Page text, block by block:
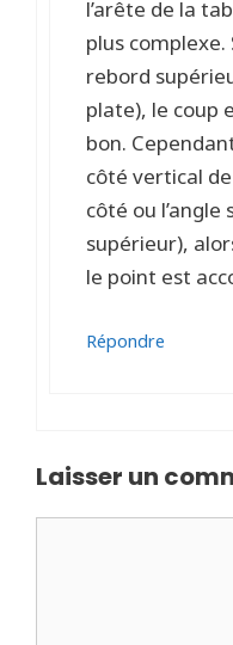
l’arête de la
plus complexe.
rebord
plate), le coup
bon.
côté vertical
côté ou l’angle
supérieur),
le point est
Répondre
Laisser un